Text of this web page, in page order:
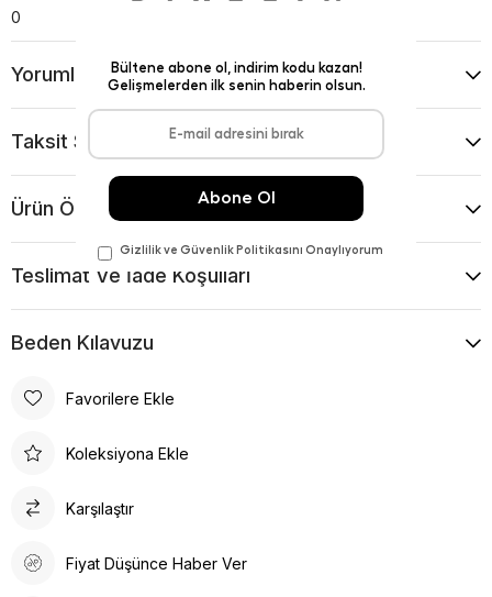
0
Yorumlar (0)
Taksit Seçenekleri
Ürün Önerileri
Teslimat Ve İade Koşulları
Beden Kılavuzu
Favorilere Ekle
Koleksiyona Ekle
Karşılaştır
Fiyat Düşünce Haber Ver